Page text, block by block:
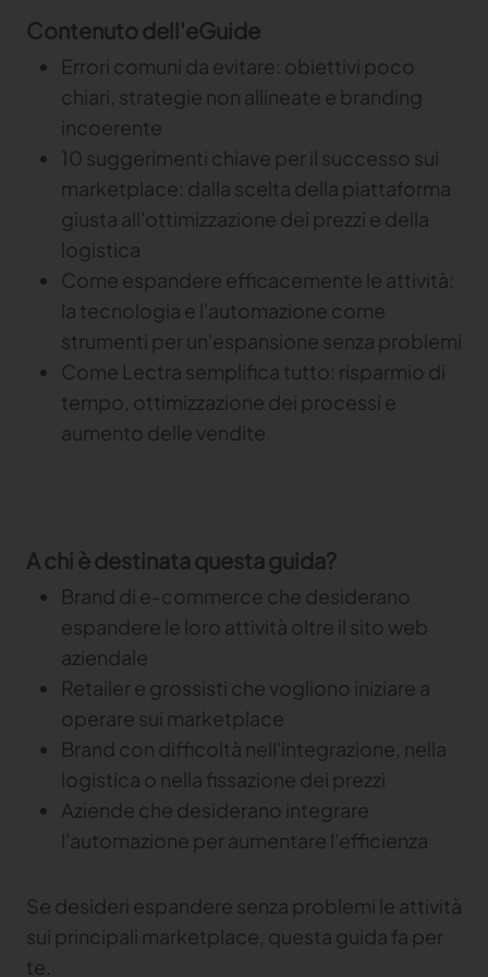
Gerber Atria
Soddisfare qualsiasi sfida di taglio tessuto
Gerber Spreader for Fashion
Achieve exceptional quality and performance
with a tension-free spreading solution
MARKET
Neteven
Centralizza, gestisci e ottimizza la distribuzione sui
principali marketplace di fashion con Neteven
Retviews
Automatizza l'analisi competitiva con dati di retail
in tempo reale
Launchmetrics
TRACE
Accelerate traceability in your fashion business
Content Hub
Contenuto dell'eGuide
Errori comuni da evitare: obiettivi poco
chiari, strategie non allineate e branding
incoerente
10 suggerimenti chiave per il successo sui
marketplace: dalla scelta della piattaforma
giusta all'ottimizzazione dei prezzi e della
logistica
Come espandere efficacemente le attività:
la tecnologia e l'automazione come
strumenti per un'espansione senza problemi
Come Lectra semplifica tutto: risparmio di
tempo, ottimizzazione dei processi e
aumento delle vendite
A chi è destinata questa guida?
Brand di e-commerce che desiderano
espandere le loro attività oltre il sito web
aziendale
Retailer e grossisti che vogliono iniziare a
operare sui marketplace
Brand con difficoltà nell'integrazione, nella
logistica o nella fissazione dei prezzi
Aziende che desiderano integrare
l'automazione per aumentare l'efficienza
Se desideri espandere senza problemi le attività
sui principali marketplace, questa guida fa per
te.